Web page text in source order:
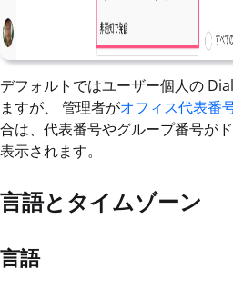
デフォルトではユーザー個人の
ますが、 管理者がオフィス代表番
合は、代表番号やグループ番号が
表示されます。
言語とタイムゾーン
言語